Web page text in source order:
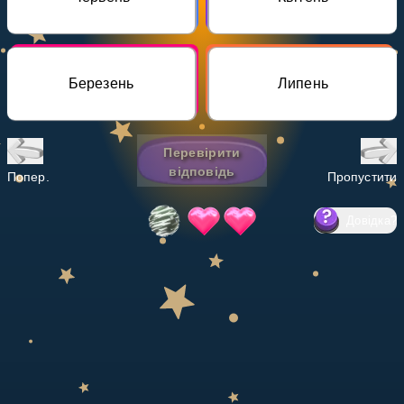
НАВЧАЛЬНИЙ ПЛАН
Березень Липень
Попер.
Перевірити
відповідь
Пропустити
?